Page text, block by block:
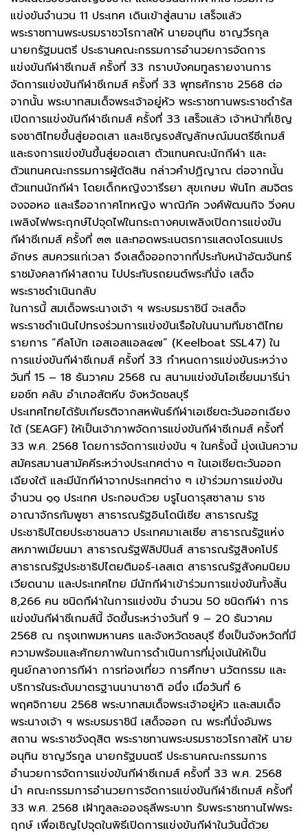
แข่งขันจำนวน 11 ประเทศ เดินเข้าสู่สนาม เสร็จแล้ว
พระราชทานพระบรมราชวโรกาสให้ นายอนุทิน ชาญวีรกุล
นายกรัฐมนตรี ประธานคณะกรรมการอำนวยการจัดการ
แข่งขันกีฬาซีเกมส์ ครั้งที่ 33 กราบบังคมทูลรายงานการ
จัดการแข่งขันกีฬาซีเกมส์ ครั้งที่ 33 พุทธศักราช 2568 ต่อ
จากนั้น พระบาทสมเด็จพระเจ้าอยู่หัว พระราชทานพระราชดำรัส
เปิดการแข่งขันกีฬาซีเกมส์ ครั้งที่ 33 เสร็จแล้ว เจ้าหน้าที่เชิญ
ธงชาติไทยขึ้นสู่ยอดเสา และเชิญธงสัญลักษณ์มนตรีซีเกมส์
และธงการแข่งขันขึ้นสู่ยอดเสา ตัวแทนคณะนักกีฬา และ
ตัวแทนคณะกรรมการผู้ตัดสิน กล่าวคำปฏิญาณ ต่อจากนั้น
ตัวแทนนักกีฬา โดยเด็กหญิงวารีรยา สุขเกษม พันโท สมจิตร
จงจอหอ และเรืออากาศโทหญิง พาณิภัค วงศ์พัฒนกิจ วิ่งคบ
เพลิงไฟพระฤกษ์ไปจุดไฟในกระถางคบเพลิงเปิดการแข่งขัน
กีฬาซีเกมส์ ครั้งที่ ๓๓ และทอดพระเนตรการแสดงโดรนแปร
อักษร สมควรแก่เวลา จึงเสด็จออกจากที่ประทับหน้าอัฒจันทร์
ราชมังคลากีฬาสถาน ไปประทับรถยนต์พระที่นั่ง เสด็จ
พระราชดำเนินกลับ
ในการนี้ สมเด็จพระนางเจ้า ฯ พระบรมราชินี จะเสด็จ
พระราชดำเนินไปทรงร่วมการแข่งขันเรือใบในนามทีมชาติไทย
รายการ “คีลโบ้ท เอสเอสแอล๔๗” (Keelboat SSL47) ใน
การแข่งขันกีฬาซีเกมส์ ครั้งที่ 33 กำหนดการแข่งขันระหว่าง
วันที่ 15 – 18 ธันวาคม 2568 ณ สนามแข่งขันโอเชี่ยนมารีน่า
ยอช์ท คลับ อำเภอสัตหีบ จังหวัดชลบุรี
ประเทศไทยได้รับเกียรติจากสหพันธ์กีฬาเอเชียตะวันออกเฉียง
ใต้ (SEAGF) ให้เป็นเจ้าภาพจัดการแข่งขันกีฬาซีเกมส์ ครั้งที่
33 พ.ศ. 2568 โดยการจัดการแข่งขัน ฯ ในครั้งนี้ มุ่งเน้นความ
สมัครสมานสามัคคีระหว่างประเทศต่าง ๆ ในเอเชียตะวันออก
เฉียงใต้ และมีนักกีฬาจากประเทศต่าง ๆ เข้าร่วมการแข่งขัน
จำนวน ๑๑ ประเทศ ประกอบด้วย บรูไนดารุสซาลาม ราช
อาณาจักรกัมพูชา สาธารณรัฐอินโดนีเซีย สาธารณรัฐ
ประชาธิปไตยประชาชนลาว ประเทศมาเลเซีย สาธารณรัฐแห่ง
สหภาพเมียนมา สาธารณรัฐฟิลิปปินส์ สาธารณรัฐสิงคโปร์
สาธารณรัฐประชาธิปไตยติมอร์-เลสเต สาธารณรัฐสังคมนิยม
เวียดนาม และประเทศไทย มีนักกีฬาเข้าร่วมการแข่งขันทั้งสิ้น
8,266 คน ชนิดกีฬาในการแข่งขัน จำนวน 50 ชนิดกีฬา การ
แข่งขันกีฬาซีเกมส์นี้ จัดขึ้นระหว่างวันที่ 9 – 20 ธันวาคม
2568 ณ กรุงเทพมหานคร และจังหวัดชลบุรี ซึ่งเป็นจังหวัดที่มี
ความพร้อมและศักยภาพในการดำเนินการที่มุ่งเน้นให้เป็น
ศูนย์กลางการกีฬา การท่องเที่ยว การศึกษา นวัตกรรม และ
บริการในระดับมาตรฐานนานาชาติ อนึ่ง เมื่อวันที่ 6
พฤศจิกายน 2568 พระบาทสมเด็จพระเจ้าอยู่หัว และสมเด็จ
พระนางเจ้า ฯ พระบรมราชินี เสด็จออก ณ พระที่นั่งอัมพร
สถาน พระราชวังดุสิต พระราชทานพระบรมราชวโรกาสให้ นาย
อนุทิน ชาญวีรกูล นายกรัฐมนตรี ประธานคณะกรรมการ
อำนวยการจัดการแข่งขันกีฬาซีเกมส์ ครั้งที่ 33 พ.ศ. 2568
นำ คณะกรรมการอำนวยการจัดการแข่งขันกีฬาซีเกมส์ ครั้งที่
33 พ.ศ. 2568 เฝ้าทูลละอองธุลีพระบาท รับพระราชทานไฟพระ
ฤกษ์ เพื่อเชิญไปจุดในพิธีเปิดการแข่งขันกีฬาในวันนี้ด้วย